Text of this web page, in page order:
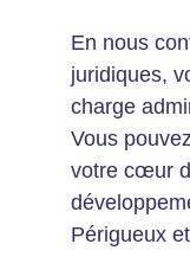
En nous
juridiques,
charge
Vous
votre cœur
Périgueux